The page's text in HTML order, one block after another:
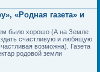
«Родная газета» и
было хорошо (А на Земле
счастливую и любящую
возможна). Газета
родовой земли